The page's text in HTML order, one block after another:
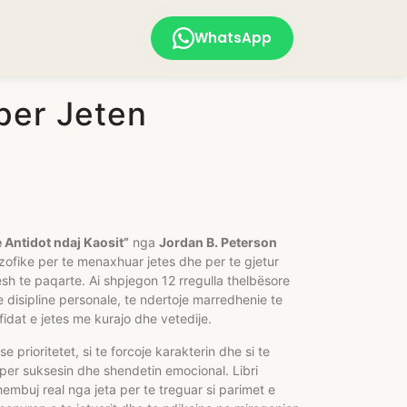
WhatsApp
Jeten
Antidot ndaj Kaosit” nga Jordan B. Peterson
per te menaxhuar jetes dhe per te gjetur
te paqarte. Ai shpjegon 12 rregulla thelbësore
disipline personale, te ndertoje marredhenie te
e jetes me kurajo dhe vetedije.
prioritetet, si te forcoje karakterin dhe si te
suksesin dhe shendetin emocional. Libri
real nga jeta per te treguar si parimet e